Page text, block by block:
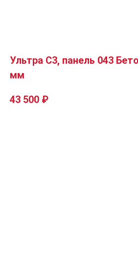
Ультра C3, панель 043
мм
43 500 ₽